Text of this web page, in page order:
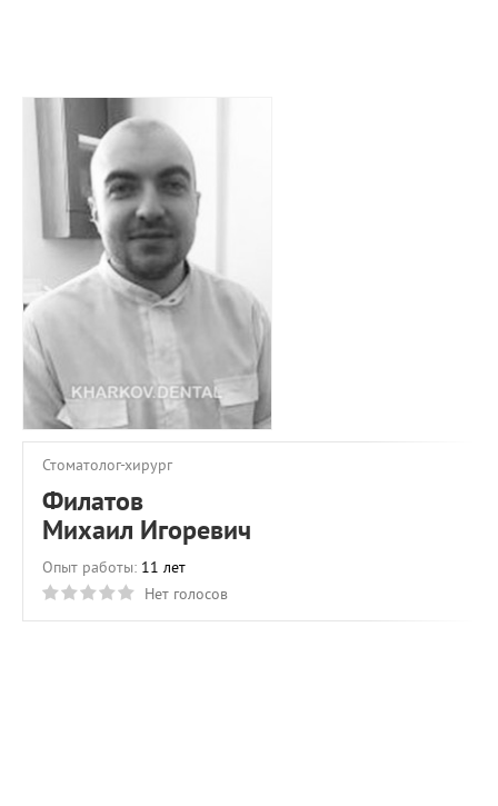
О ПРОЕКТЕ
ОБРАТНАЯ СВЯЗЬ
Стоматолог-хирург
Филатов
Михаил Игоревич
Опыт работы: 11 лет
Нет голосов